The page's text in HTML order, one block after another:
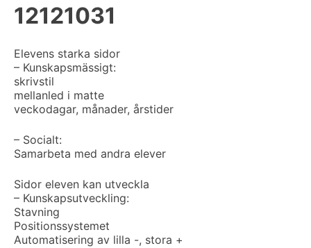
12121031
Elevens starka sidor
– Kunskapsmässigt:
skrivstil
mellanled i matte
veckodagar, månader, årstider
– Socialt:
Samarbeta med andra elever
Sidor eleven kan utveckla
– Kunskapsutveckling:
Stavning
Positionssystemet
Automatisering av lilla -, stora +